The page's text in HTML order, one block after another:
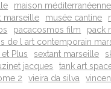
maison
marseille musée cantine
pacacosmos film pack
de l art contemporain
et Plus sextant marseille
jacques tank art
2 vieira da silva